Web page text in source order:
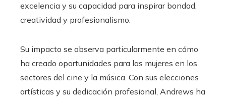
excelencia y su capacidad para inspirar bondad,
creatividad y profesionalismo.
Su impacto se observa particularmente en cómo
ha creado oportunidades para las mujeres en los
sectores del cine y la música. Con sus elecciones
artísticas y su dedicación profesional, Andrews ha